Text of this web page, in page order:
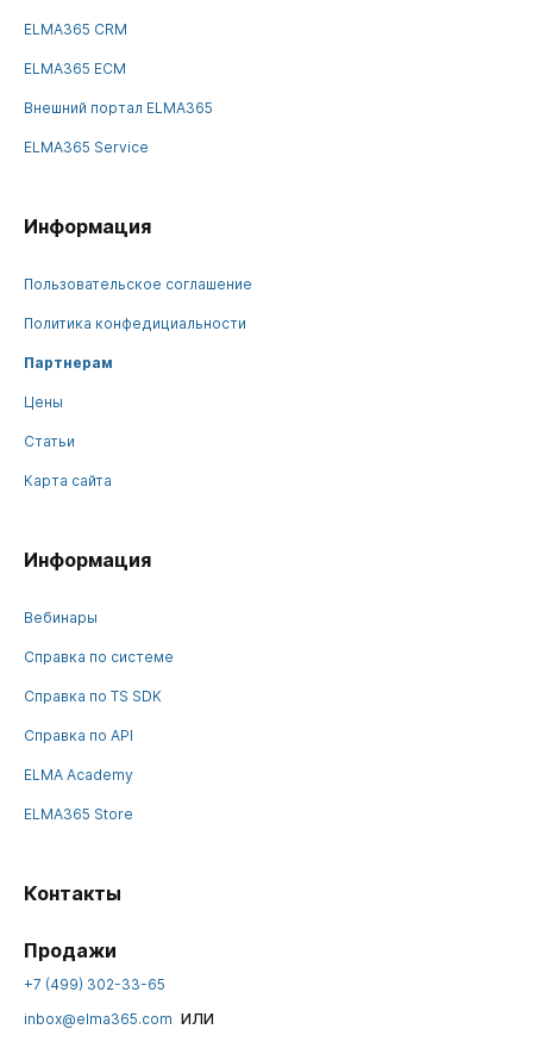
ELMA365 CRM
ELMA365 ECM
Внешний портал ELMA365
ELMA365 Service
Информация
Пользовательское соглашение
Политика конфедициальности
Партнерам
Цены
Статьи
Карта сайта
Информация
Вебинары
Справка по системе
Справка по TS SDK
Справка по API
ELMA Academy
ELMA365 Store
Контакты
Продажи
+7 (499) 302-33-65
inbox@elma365.com или